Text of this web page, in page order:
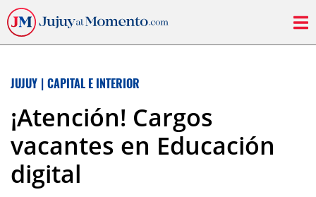
JUJUY | CAPITAL E INTERIOR
¡Atención! Cargos
vacantes en Educación
digital